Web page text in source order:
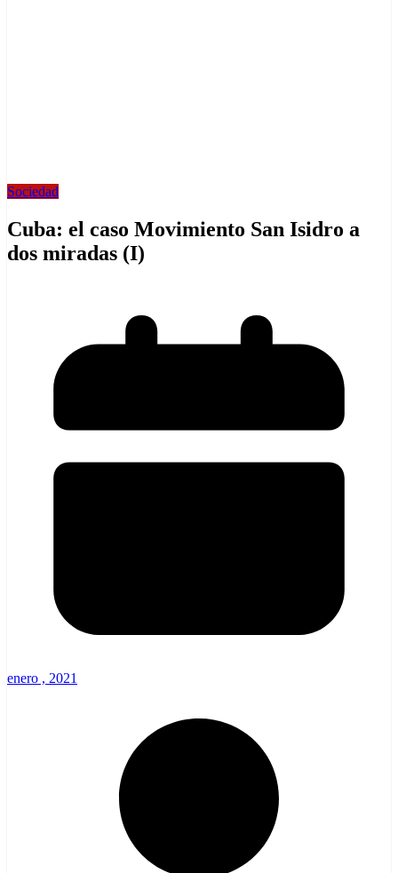
Sociedad
Cuba: el caso Movimiento San Isidro a
dos miradas (I)
enero , 2021